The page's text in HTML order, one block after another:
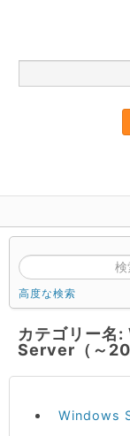
高度な検索
カテゴリー名
Server（～
Windows